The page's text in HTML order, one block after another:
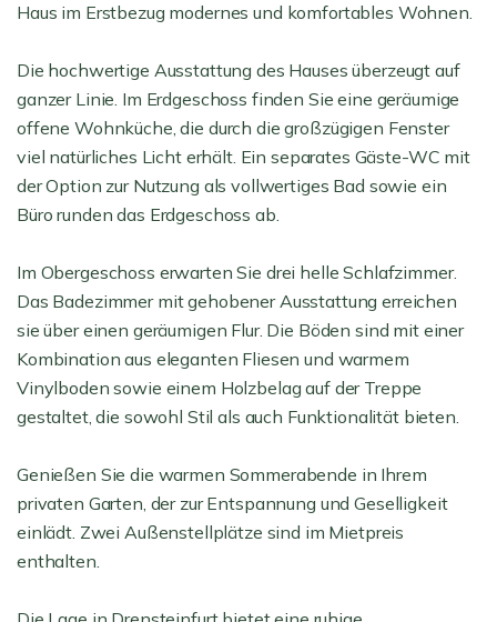
Haus im Erstbezug modernes und komfortables Wohnen.
Die hochwertige Ausstattung des Hauses überzeugt auf
ganzer Linie. Im Erdgeschoss finden Sie eine geräumige
offene Wohnküche, die durch die großzügigen Fenster
viel natürliches Licht erhält. Ein separates Gäste-WC mit
der Option zur Nutzung als vollwertiges Bad sowie ein
Büro runden das Erdgeschoss ab.
Im Obergeschoss erwarten Sie drei helle Schlafzimmer.
Das Badezimmer mit gehobener Ausstattung erreichen
sie über einen geräumigen Flur. Die Böden sind mit einer
Kombination aus eleganten Fliesen und warmem
Vinylboden sowie einem Holzbelag auf der Treppe
gestaltet, die sowohl Stil als auch Funktionalität bieten.
Genießen Sie die warmen Sommerabende in Ihrem
privaten Garten, der zur Entspannung und Geselligkeit
einlädt. Zwei Außenstellplätze sind im Mietpreis
enthalten.